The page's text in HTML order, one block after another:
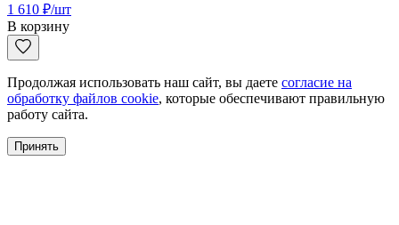
1 610 ₽/шт
В корзину
Продолжая использовать наш сайт, вы даете согласие на
обработку файлов cookie, которые обеспечивают правильную
работу сайта.
Принять